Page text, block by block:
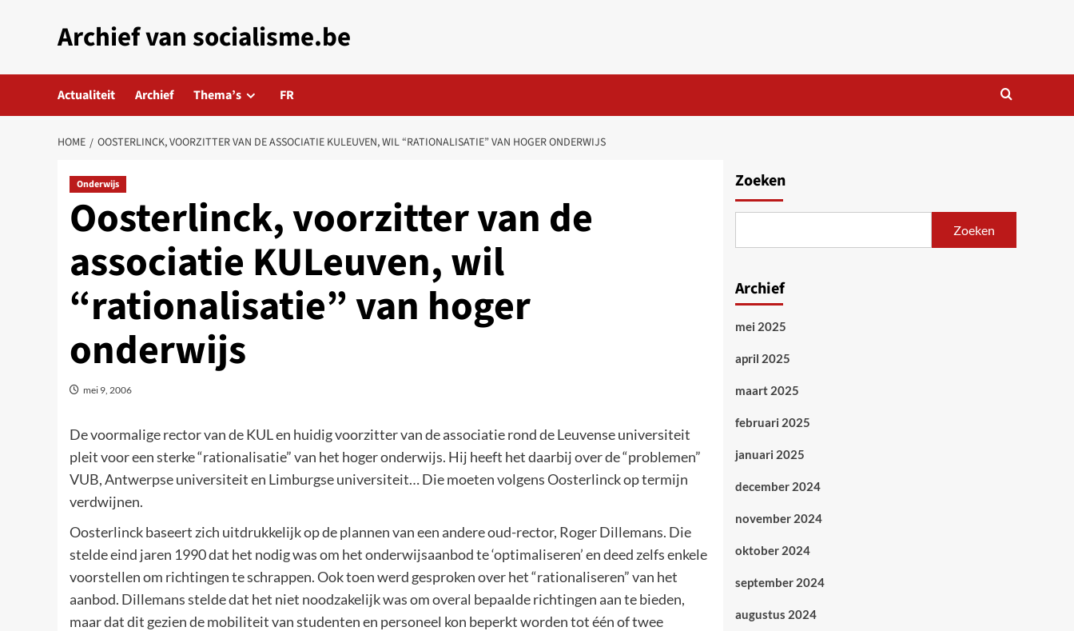
Archief van socialisme.be
Actualiteit Archief Thema’s FR
HOME OOSTERLINCK, VOORZITTER VAN DE ASSOCIATIE KULEUVEN, WIL “RATIONALISATIE” VAN HOGER ONDERWIJS
Onderwijs
Oosterlinck, voorzitter van de
associatie KULeuven, wil
“rationalisatie” van hoger
onderwijs
mei 9, 2006
De voormalige rector van de KUL en huidig voorzitter van de associatie rond de Leuvense universiteit
pleit voor een sterke “rationalisatie” van het hoger onderwijs. Hij heeft het daarbij over de “problemen”
VUB, Antwerpse universiteit en Limburgse universiteit… Die moeten volgens Oosterlinck op termijn
verdwijnen.
Oosterlinck baseert zich uitdrukkelijk op de plannen van een andere oud-rector, Roger Dillemans. Die
stelde eind jaren 1990 dat het nodig was om het onderwijsaanbod te ‘optimaliseren’ en deed zelfs enkele
voorstellen om richtingen te schrappen. Ook toen werd gesproken over het “rationaliseren” van het
aanbod. Dillemans stelde dat het niet noodzakelijk was om overal bepaalde richtingen aan te bieden,
maar dat dit gezien de mobiliteit van studenten en personeel kon beperkt worden tot één of twee
Zoeken
Zoeken
Archief
mei 2025
april 2025
maart 2025
februari 2025
januari 2025
december 2024
november 2024
oktober 2024
september 2024
augustus 2024